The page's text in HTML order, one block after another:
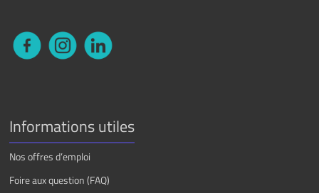
Informations utiles
Nos offres d’emploi
Foire aux question (FAQ)